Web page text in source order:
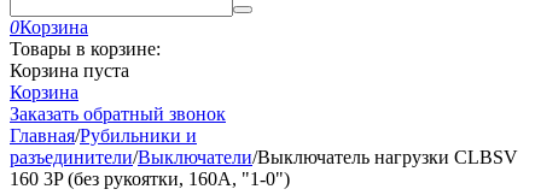
0Корзина
Товары в корзине:
Корзина пуста
Корзина
Заказать обратный звонок
Главная/Рубильники и
разъединители/Выключатели/Выключатель нагрузки CLBSV
160 3P (без рукоятки, 160A, "1-0")